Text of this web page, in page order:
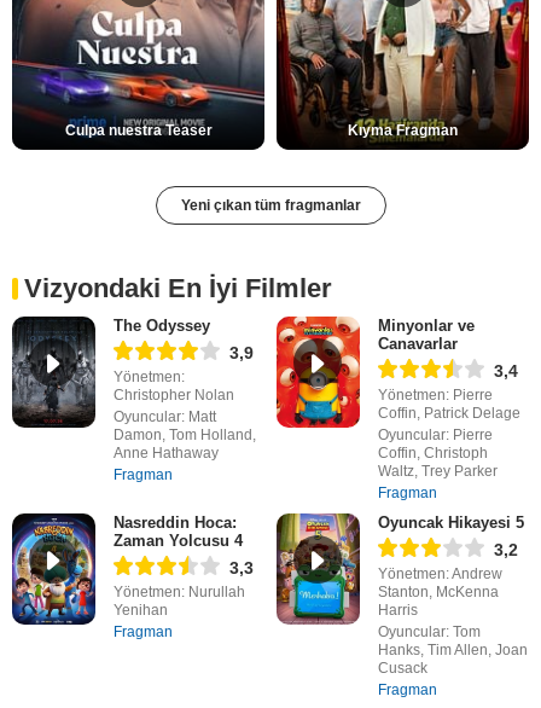
Culpa nuestra Teaser Kıyma Fragman
Yeni çıkan tüm fragmanlar
Vizyondaki En İyi Filmler
The Odyssey
3,9
Yönetmen:
Christopher Nolan
Oyuncular: Matt
Damon, Tom Holland,
Anne Hathaway
Fragman
Minyonlar ve
Canavarlar
3,4
Yönetmen: Pierre
Coffin, Patrick Delage
Oyuncular: Pierre
Coffin, Christoph
Waltz, Trey Parker
Fragman
Nasreddin Hoca:
Zaman Yolcusu 4
3,3
Yönetmen: Nurullah
Yenihan
Fragman
Oyuncak Hikayesi 5
3,2
Yönetmen: Andrew
Stanton, McKenna
Harris
Oyuncular: Tom
Hanks, Tim Allen, Joan
Cusack
Fragman